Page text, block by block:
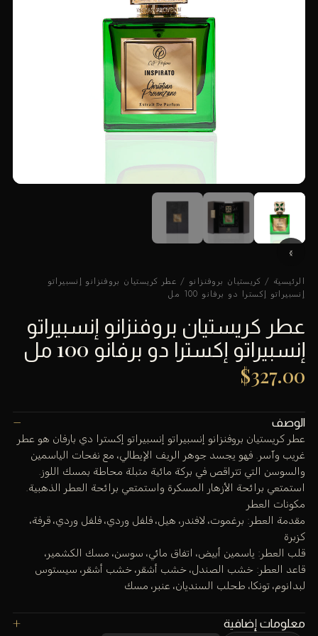
الرئيسية / كريستيان بروفنزانو / عطر كريستيان بروفنزانو إنسبيراتو
إنسبيراتو إكسترا دو برفانو 100 مل
عطر كريستيان بروفنزانو إنسبيراتو
إنسبيراتو إكسترا دو برفانو 100 مل
$327.00
الوصف
عطر كريستيان بروفنزانو إنسبيراتو إنسبيراتو إكسترا دي بارفان هو عطر
غريب وآسر. فهو يجسد جوهر الريف الإيطالي، مع نفحات الياسمين
والسوسن التي تتراقص في بركة مائية متبلة محاطة بمسك اللوز.
استمتعي برائحة الأزهار المسكرة واستمتعي برائحة العطر الذهبية.
مكونات العطر
مقدمة العطر: برغموت، لافندر، هيل، فلفل وردي، فلفل وردي، قرفة،
كزبرة
قلب العطر: ياسمين أبيض، اتفاق مائي، سوسن، مسك الكشمير،
قاعد العطر: خشب الصندل، خشب أشقر، خشب أشقر، سيستوس
لبدانوم، تونكا، طحلب السنديان، عنبر، مسك
معلومات إضافية